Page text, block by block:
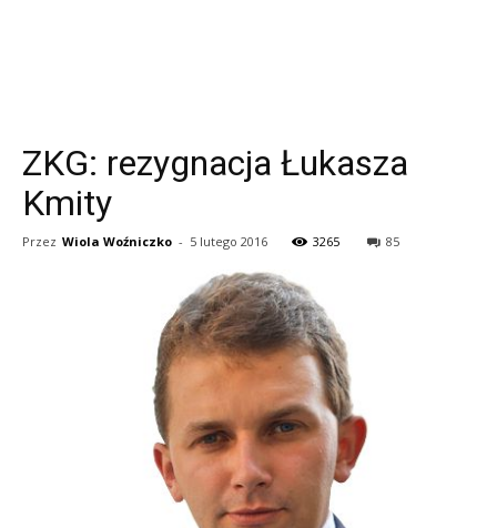
ZKG: rezygnacja Łukasza
Kmity
Przez Wiola Woźniczko - 5 lutego 2016 3265 85